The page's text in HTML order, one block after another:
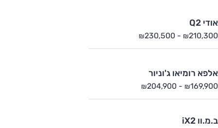
אודי Q2
₪210,300
-
₪230,500
אלפא רומיאו ג'וניור
₪169,900
-
₪204,900
ב.מ.וו iX2